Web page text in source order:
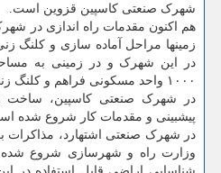
شهرک صنعتی کاسپین قزوین است.
هم اکنون مقدمات راه اندازی در
زمینها مراحل آماده سازی و کلنگ
۱۰۰۰ واحد مسکونی فراهم و کلنگ زنی آن بزودی صورت گیرد.
پیشبینی و مقدمات کار شروع شده
در شهرک صنعتی اشتهارد، مذاکرات
وزارت راه و شهرسازی شروع شده